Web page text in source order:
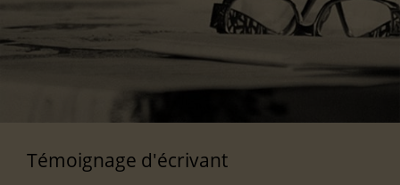
Témoignage d'écrivant